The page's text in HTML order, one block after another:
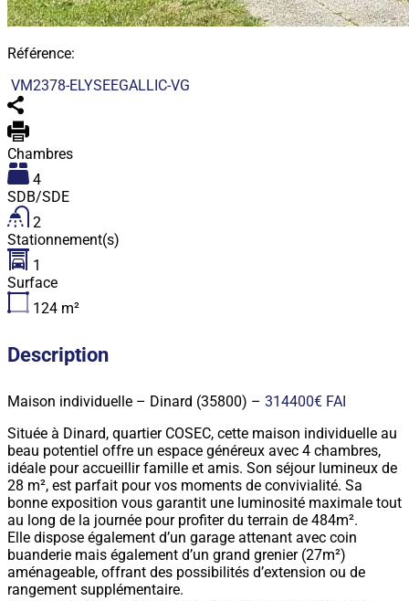
Référence:
VM2378-ELYSEEGALLIC-VG
Chambres
4
SDB/SDE
2
Stationnement(s)
1
Surface
124 m²
Description
Maison individuelle – Dinard (35800) – 314400€ FAI
Située à Dinard, quartier COSEC, cette maison individuelle au
beau potentiel offre un espace généreux avec 4 chambres,
idéale pour accueillir famille et amis. Son séjour lumineux de
28 m², est parfait pour vos moments de convivialité. Sa
bonne exposition vous garantit une luminosité maximale tout
au long de la journée pour profiter du terrain de 484m².
Elle dispose également d’un garage attenant avec coin
buanderie mais également d’un grand grenier (27m²)
aménageable, offrant des possibilités d’extension ou de
rangement supplémentaire.